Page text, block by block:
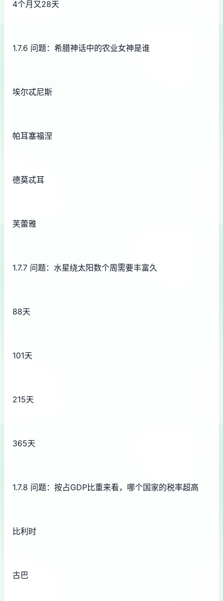
4个月又28天
1.7.6 问题：希腊神话中的农业女神是谁
埃尔忒尼斯
帕耳塞福涅
德莫忒耳
芙蕾雅
1.7.7 问题：水星绕太阳数个周需要丰富久
88天
101天
215天
365天
1.7.8 问题：按占GDP比重来看，哪个国家的税率超高
比利时
古巴